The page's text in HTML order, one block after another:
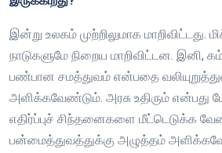
இன்று உலகம் முற்றிலுமாக மாறிவிட்டது.
நாடுகளுமே நிறைய மாறிவிட்டன. இனி,
பண்பான சமத்துவம் என்பதை
அளிக்கவேண்டும். அரசு உதிரும் என்பது
எதிர்ப்புச் சிந்தனைகளை மீட்டெடுக்க
பன்மைத்துவத்துக்கு அழுத்தம்